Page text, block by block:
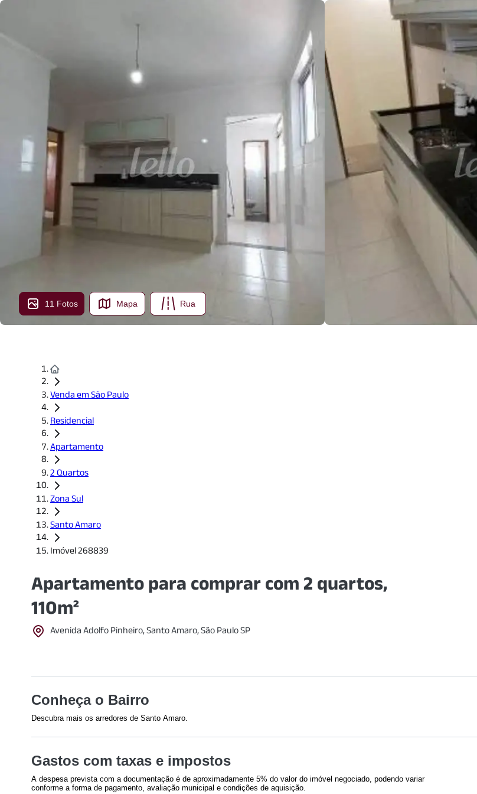
11 Fotos Mapa Rua
Venda em São Paulo
Residencial
Apartamento
2 Quartos
Zona Sul
Santo Amaro
Imóvel 268839
Apartamento para comprar com 2 quartos,
110m²
Avenida Adolfo Pinheiro, Santo Amaro, São Paulo SP
Conheça o Bairro
Descubra mais os arredores de Santo Amaro.
Morumbi Shopping(1672m)
(1762m)
UNIP - Chácara Santo Antônio
Senac Largo Treze(1287m)
Hospital Dia Santo Amaro
Gastos com taxas e impostos
A despesa prevista com a documentação é de aproximadamente 5% do valor do imóvel negociado, podendo variar
conforme a forma de pagamento, avaliação municipal e condições de aquisição.